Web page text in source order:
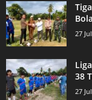
27
38
27